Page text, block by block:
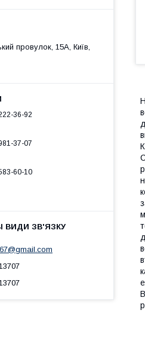
провулок, 15А, Київ,
36-92
37-07
60-10